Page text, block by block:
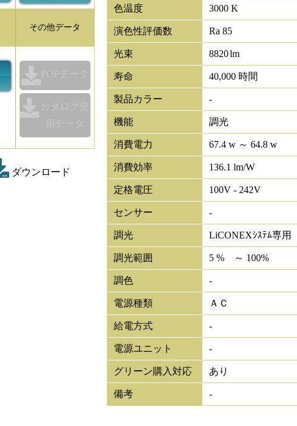
その他データ
POPデータ
カタログ使
用データ
ダウンロード
色温度 3000 K
演色性評価数 Ra 85
光束 8820lm
寿命 40,000 時間
製品カラー -
機能 調光
消費電力 67.4 w ～ 64.8 w
消費効率 136.1 lm/W
定格電圧 100V - 242V
センサー -
調光 LiCONEXｼｽﾃﾑ専用
調光範囲 5 % ～ 100%
調色 -
電源種類 ＡＣ
給電方式 -
電源ユニット -
グリーン購入対応 あり
備考 -